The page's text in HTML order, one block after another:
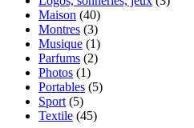
Maison (40)
Montres (3)
Musique (1)
Parfums (2)
Photos (1)
Portables (5)
Sport (5)
Textile (45)